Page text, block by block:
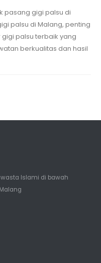
pasang gigi palsu di
palsu di Malang, penting
palsu terbaik yang
berkualitas dan hasil
Islami di bawah